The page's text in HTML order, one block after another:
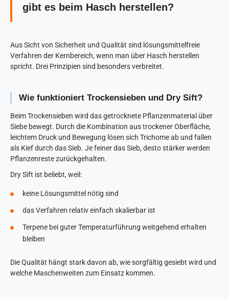
gibt es beim Hasch herstellen?
Aus Sicht von Sicherheit und Qualität sind lösungsmittelfreie
Verfahren der Kernbereich, wenn man über Hasch herstellen
spricht. Drei Prinzipien sind besonders verbreitet.
Wie funktioniert Trockensieben und Dry Sift?
Beim Trockensieben wird das getrocknete Pflanzenmaterial über
Siebe bewegt. Durch die Kombination aus trockener Oberfläche,
leichtem Druck und Bewegung lösen sich Trichome ab und fallen
als Kief durch das Sieb. Je feiner das Sieb, desto stärker werden
Pflanzenreste zurückgehalten.
Dry Sift ist beliebt, weil:
keine Lösungsmittel nötig sind
das Verfahren relativ einfach skalierbar ist
Terpene bei guter Temperaturführung weitgehend erhalten
bleiben
Die Qualität hängt stark davon ab, wie sorgfältig gesiebt wird und
welche Maschenweiten zum Einsatz kommen.